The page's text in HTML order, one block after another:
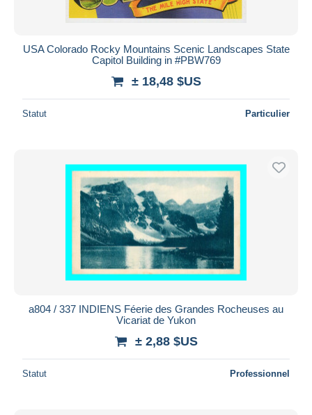
USA Colorado Rocky Mountains Scenic Landscapes State
Capitol Building in #PBW769
± 18,48 $US
Statut Particulier
a804 / 337 INDIENS Féerie des Grandes Rocheuses au
Vicariat de Yukon
± 2,88 $US
Statut Professionnel